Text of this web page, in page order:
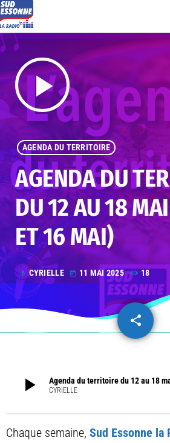
play_arrow
AGENDA DU TERRITOIRE
AGENDA DU
DU 12 AU 18
ET 16 MAI)
mic CYRIELLE today 11 MAI 2025 18
share
email
play_arrow Agenda du territoire du 12 au 18
CYRIELLE
Chaque semaine, Sud Essonne la